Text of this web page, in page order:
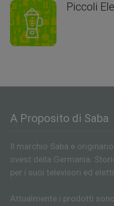
Piccoli
A Proposito di Saba
Il marchio Saba e
ovest della Germania.
per i suoi televisori ed
Attualmente i prodotti